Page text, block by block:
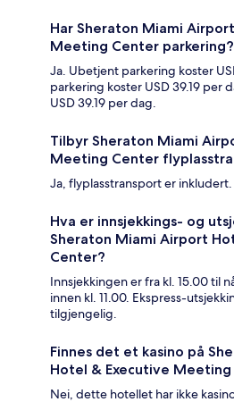
Har Sheraton Miami
Meeting Center parkering?
Ja. Ubetjent parkering koster
parkering koster USD 39.19 per
USD 39.19 per dag.
Tilbyr Sheraton Miami
Meeting Center
Ja, flyplasstransport er inkludert.
Hva er innsjekkings- og
Sheraton Miami Airport
Center?
Innsjekkingen er fra kl. 15.00 til
innen kl. 11.00. Ekspress-
tilgjengelig.
Finnes det et kasino på
Hotel & Executive
Nei, dette hotellet har ikke